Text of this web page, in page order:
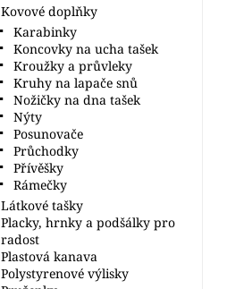
Kovové doplňky
Karabinky
Koncovky na ucha tašek
Kroužky a průvleky
Kruhy na lapače snů
Nožičky na dna tašek
Nýty
Posunovače
Průchodky
Přívěšky
Rámečky
Látkové tašky
Placky, hrnky a podšálky pro
radost
Plastová kanava
Polystyrenové výlisky